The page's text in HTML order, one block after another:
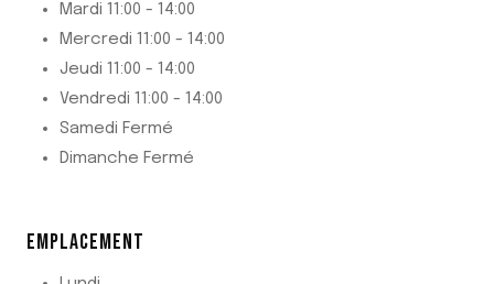
Mardi 11:00 - 14:00
Mercredi 11:00 - 14:00
Jeudi 11:00 - 14:00
Vendredi 11:00 - 14:00
Samedi Fermé
Dimanche Fermé
EMPLACEMENT